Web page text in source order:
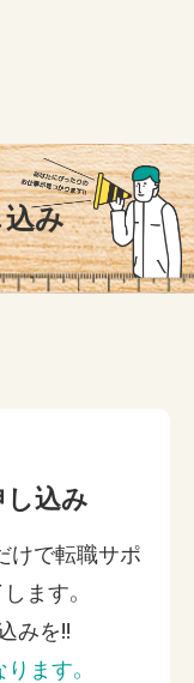
み
込み
けで転職サポ
ます。
みを!!
ます。